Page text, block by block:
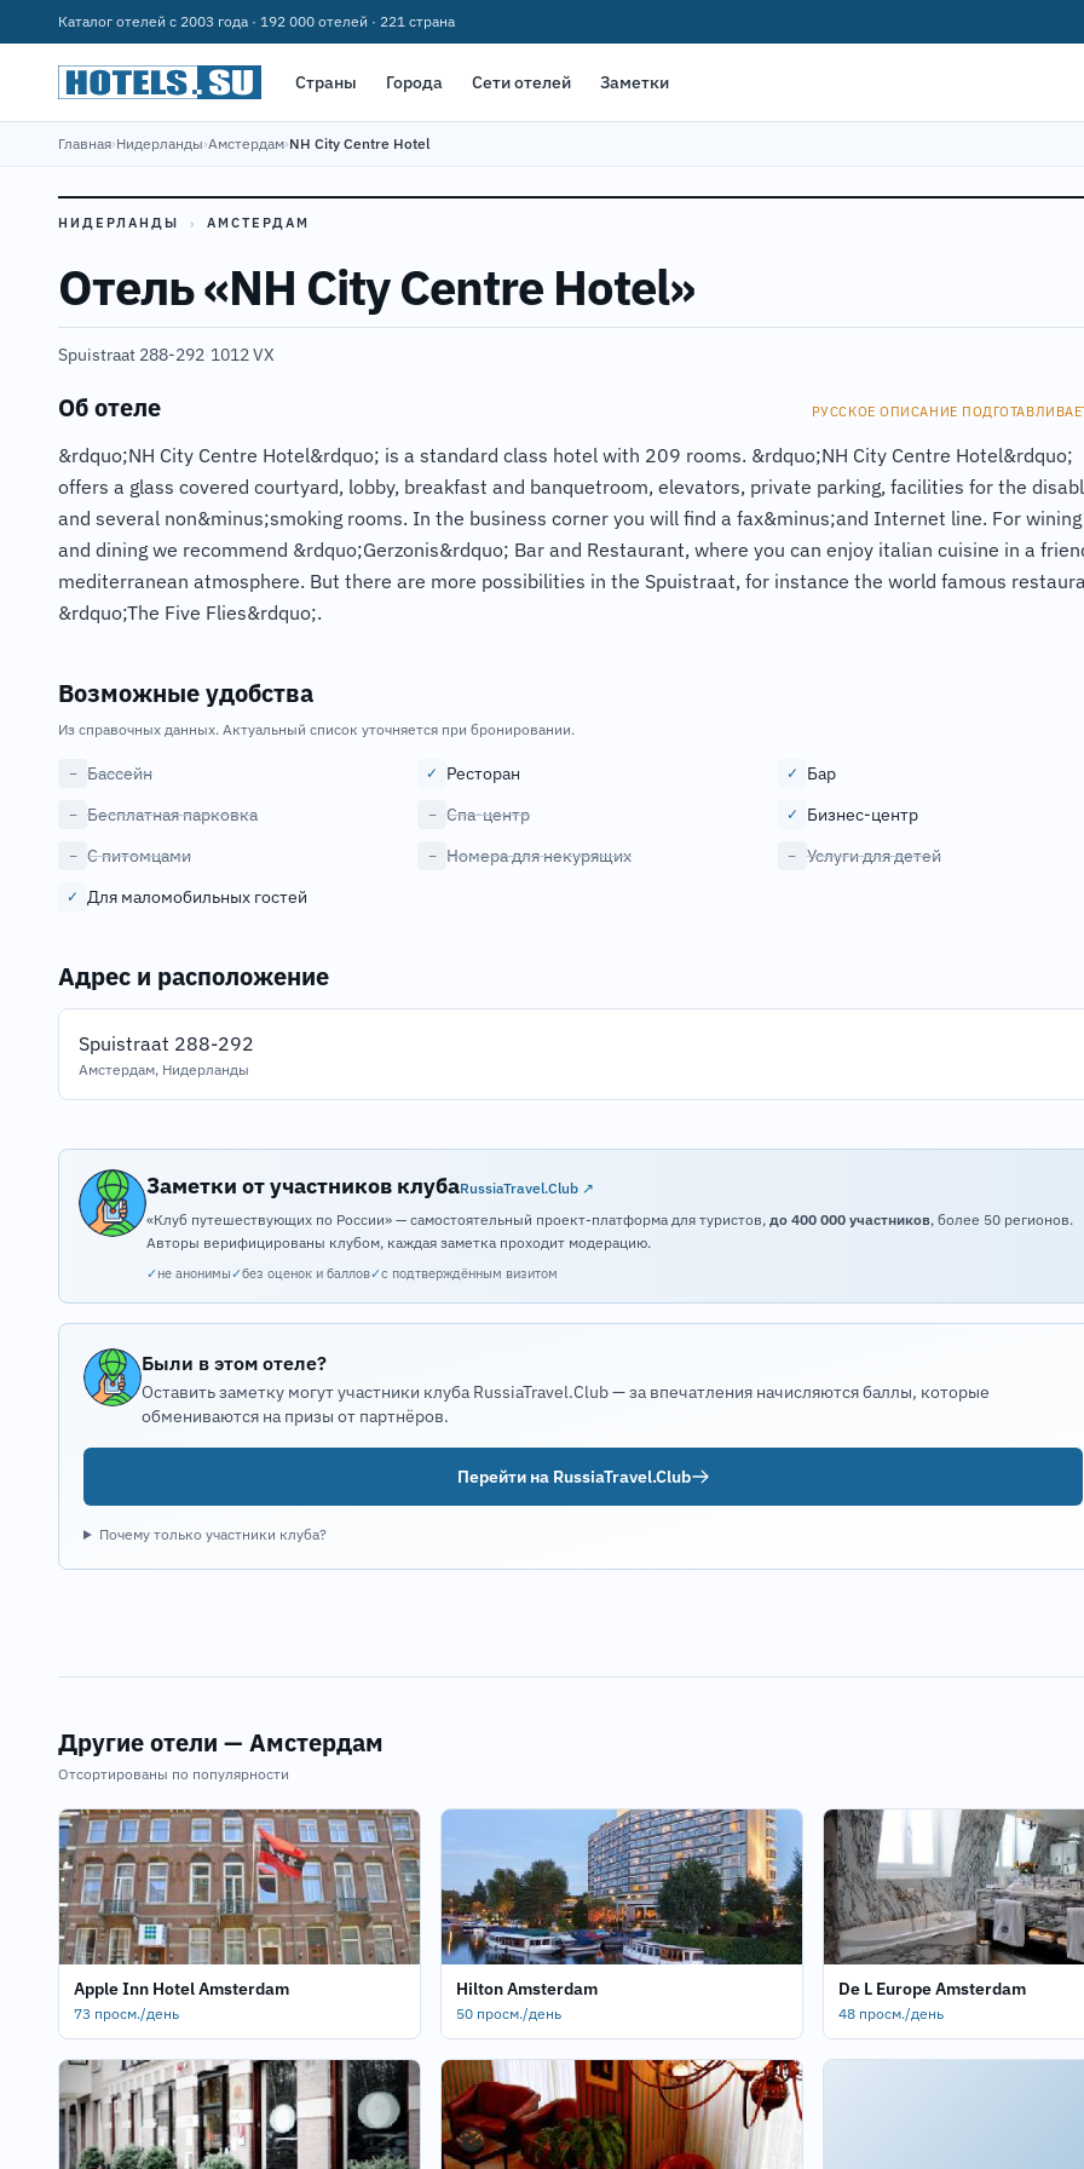
Каталог отелей с 2003 года · 192 000 отелей · 221 страна
Страны Города Сети отелей Заметки
Главная›Нидерланды›Амстердам›NH City Centre Hotel
НИДЕРЛАНДЫ › АМСТЕРДАМ
Отель «NH City Centre Hotel»
Spuistraat 288-292·1012 VX
Об отеле РУССКОЕ ОПИСАНИЕ
&rdquo;NH City Centre Hotel&rdquo; is a standard class hotel with 209 rooms. &rdquo;NH City Centre Hotel&rdquo;
offers a glass covered courtyard, lobby, breakfast and banquetroom, elevators, private parking, facilities for the
and several non&minus;smoking rooms. In the business corner you will find a fax&minus;and Internet line. For wining
and dining we recommend &rdquo;Gerzonis&rdquo; Bar and Restaurant, where you can enjoy italian cuisine in a
mediterranean atmosphere. But there are more possibilities in the Spuistraat, for instance the world famous
&rdquo;The Five Flies&rdquo;.
Возможные удобства
Из справочных данных. Актуальный список уточняется при бронировании.
− Бассейн ✓ Ресторан ✓ Бар
− Бесплатная парковка − Спа-центр ✓ Бизнес-центр
− С питомцами − Номера для некурящих − Услуги для детей
✓ Для маломобильных гостей
Адрес и расположение
Spuistraat 288-292
Амстердам, Нидерланды
Заметки от участников клубаRussiaTravel.Club ↗
«Клуб путешествующих по России» — самостоятельный проект-платформа для туристов, до 400 000 участников, более 50 регионов.
Авторы верифицированы клубом, каждая заметка проходит модерацию.
✓не анонимы✓без оценок и баллов✓с подтверждённым визитом
Были в этом отеле?
Оставить заметку могут участники клуба RussiaTravel.Club — за впечатления начисляются баллы, которые
обмениваются на призы от партнёров.
Перейти на RussiaTravel.Club
Почему только участники клуба?
Другие отели — Амстердам
Отсортированы по популярности
Apple Inn Hotel Amsterdam
73 просм./день
Hilton Amsterdam
50 просм./день
De L Europe Amsterdam
48 просм./день